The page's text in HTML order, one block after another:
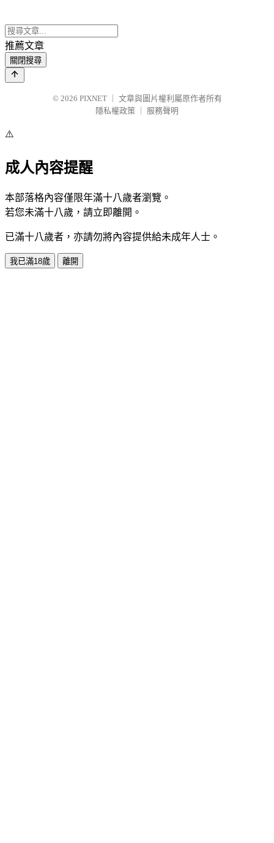
推薦文章
關閉搜尋
© 2026 PIXNET
文章與圖片權利屬原作者所有
隱私權政策
服務聲明
⚠️
成人內容提醒
本部落格內容僅限年滿十八歲者瀏覽。
若您未滿十八歲，請立即離開。
已滿十八歲者，亦請勿將內容提供給未成年人士。
我已滿18歲 離開